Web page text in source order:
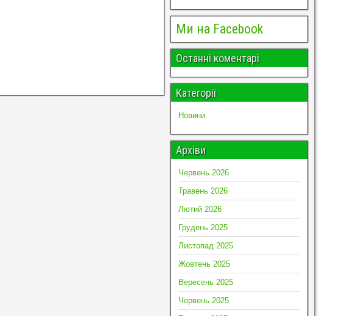
Ми на Facebook
Останні коментарі
Категорії
Новини
Архіви
Червень 2026
Травень 2026
Лютий 2026
Грудень 2025
Листопад 2025
Жовтень 2025
Вересень 2025
Червень 2025